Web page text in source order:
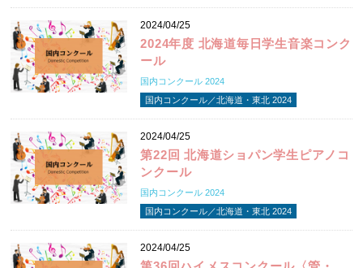
2024/04/25
2024年度 北海道毎日学生音楽コンク
ール
国内コンクール 2024
国内コンクール／北海道・東北 2024
2024/04/25
第22回 北海道ショパン学生ピアノコ
ンクール
国内コンクール 2024
国内コンクール／北海道・東北 2024
2024/04/25